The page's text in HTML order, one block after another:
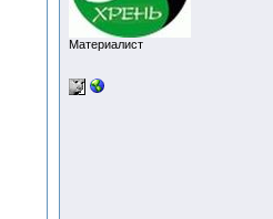
Материалист